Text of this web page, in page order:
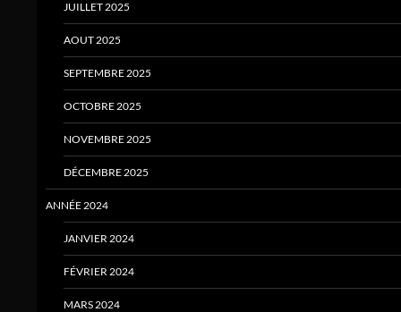
JUILLET 2025
AOUT 2025
SEPTEMBRE 2025
OCTOBRE 2025
NOVEMBRE 2025
DÉCEMBRE 2025
ANNÉE 2024
JANVIER 2024
FÉVRIER 2024
MARS 2024